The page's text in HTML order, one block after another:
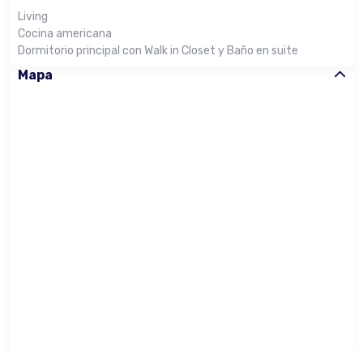
Living
Cocina americana
Dormitorio principal con Walk in Closet y Baño en suite
Mapa